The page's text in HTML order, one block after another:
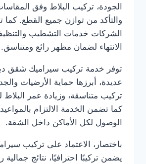
الجودة، تركيب البلاط وفق
والتأكد من توازن جميع القطع.
الشركات خدمات التشطيب
الانتهاء لضمان مظهر رائع ومتناسق.
توفر خدمة تركيب سيراميك شقق
عديدة، أبرزها حماية الأرضيات
تركيب متناسقة، وزيادة عمر البلاط
كما تضمن الخدمة الالتزام
الوصول لكل الأماكن داخل الشقة.
باختصار، الاعتماد على تركيب
يضمن تركيبًا احترافيًا، نتائج جمالية